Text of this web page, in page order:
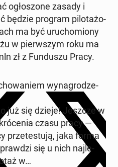
ogło­szo­ne zasady i
będzie program pi­lo­ta­żo­
ma być uru­cho­mio­ny
w pierw­szym roku ma
zł z Fun­du­szu Pracy.
wy­na­gro­dze­
to już się dzieje! Jeszcze w
czasu pracy —
prze­te­stu­ją, jaka forma
się u nich naj­le­
w…